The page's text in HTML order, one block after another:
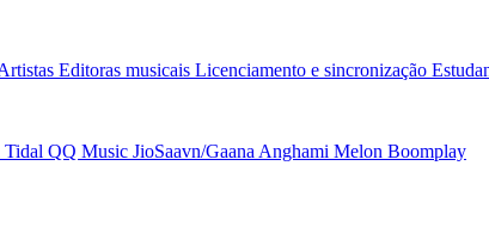
Editoras musicais Licenciamento e sincronização
Tidal QQ Music JioSaavn/Gaana Anghami Melon Boomplay